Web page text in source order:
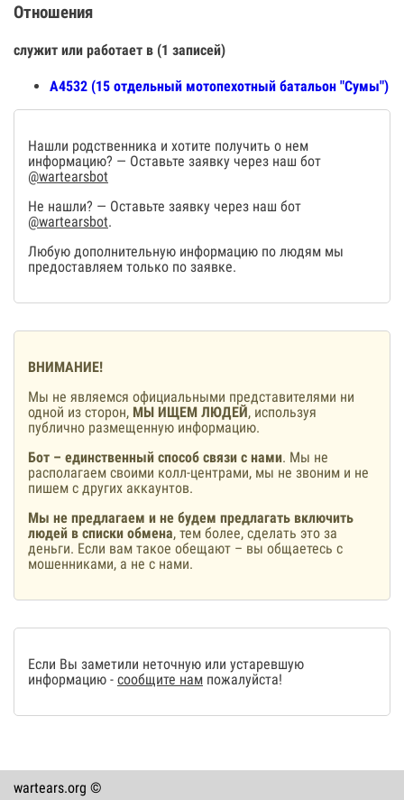
Отношения
служит или работает в (1 записей)
А4532 (15 отдельный мотопехотный батальон "Сумы")
Нашли родственника и хотите получить о нем
информацию? — Оставьте заявку через наш бот
@wartearsbot
Не нашли? — Оставьте заявку через наш бот
@wartearsbot.
Любую дополнительную информацию по людям мы
предоставляем только по заявке.
ВНИМАНИЕ!
Мы не являемся официальными представителями ни
одной из сторон, МЫ ИЩЕМ ЛЮДЕЙ, используя
публично размещенную информацию.
Бот – единственный способ связи с нами. Мы не
располагаем своими колл-центрами, мы не звоним и не
пишем с других аккаунтов.
Мы не предлагаем и не будем предлагать включить
людей в списки обмена, тем более, сделать это за
деньги. Если вам такое обещают – вы общаетесь с
мошенниками, а не с нами.
Если Вы заметили неточную или устаревшую
информацию - сообщите нам пожалуйста!
wartears.org ©